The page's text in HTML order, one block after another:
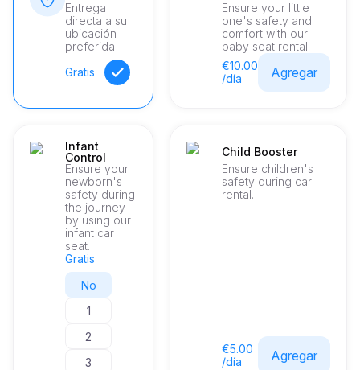
Entrega
directa a su
ubicación
preferida
Gratis
Ensure your little
one's safety and
comfort with our
baby seat rental
€10.00
/día
Agregar
Infant
Control
Ensure your
newborn's
safety during
the journey
by using our
infant car
seat.
Gratis
No
1
2
3
Child Booster
Ensure children's
safety during car
rental.
€5.00
/día
Agregar